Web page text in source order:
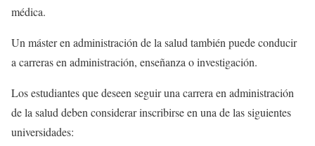
médica.
Un máster en administración de la salud también puede conducir
a carreras en administración, enseñanza o investigación.
Los estudiantes que deseen seguir una carrera en administración
de la salud deben considerar inscribirse en una de las siguientes
universidades: